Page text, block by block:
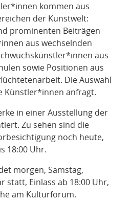
kommen aus
der Kunstwelt:
prominenten Beiträgen
aus wechselnden
aus
sowie Positionen aus
Die Auswahl
Künstler*innen anfragt.
in einer Ausstellung der
Zu sehen sind die
noch heute,
18:00 Uhr.
morgen, Samstag,
statt, Einlass ab 18:00 Uhr,
am Kulturforum.